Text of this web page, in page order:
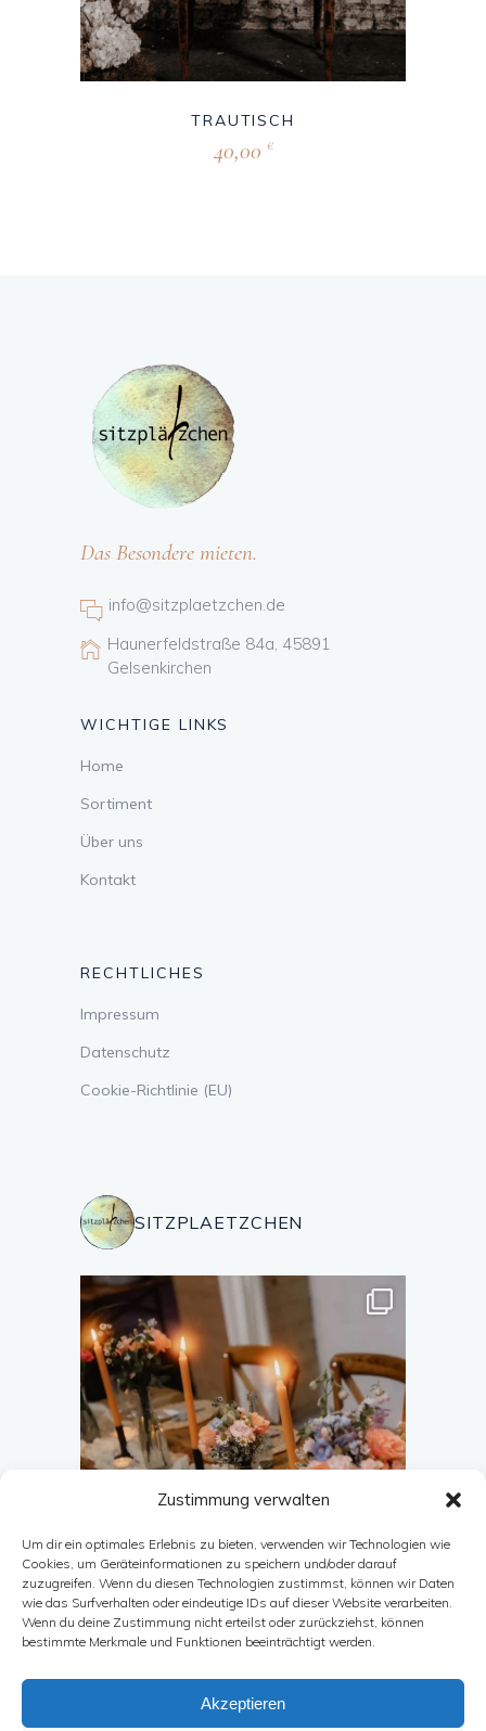
Zustimmung verwalten
Um dir ein optimales Erlebnis zu bieten, verwenden wir Technologien wie
Cookies, um Geräteinformationen zu speichern und/oder darauf
zuzugreifen. Wenn du diesen Technologien zustimmst, können wir Daten
wie das Surfverhalten oder eindeutige IDs auf dieser Website verarbeiten.
Wenn du deine Zustimmung nicht erteilst oder zurückziehst, können
bestimmte Merkmale und Funktionen beeinträchtigt werden.
Akzeptieren
TRAUTISCH
40,00 €
Das Besondere mieten.
info@sitzplaetzchen.de
Haunerfeldstraße 84a, 45891
Gelsenkirchen
WICHTIGE LINKS
Home
Sortiment
Über uns
Kontakt
RECHTLICHES
Impressum
Datenschutz
Cookie-Richtlinie (EU)
SITZPLAETZCHEN
Auf Instagram folgen